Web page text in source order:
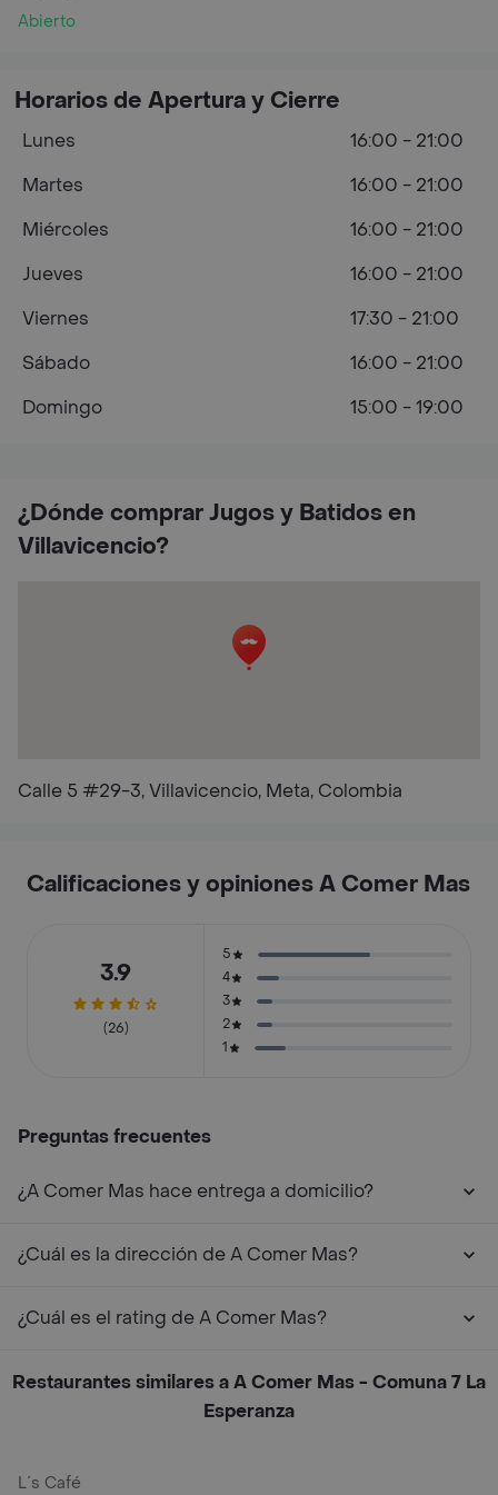
Abierto
¿Dónde comprar Jugos y Batidos en
Villavicencio?
Calle 5 #29-3, Villavicencio, Meta, Colombia
Horarios de Apertura y Cierre
Lunes
16:00 - 21:00
Martes
16:00 - 21:00
Miércoles
16:00 - 21:00
Jueves
16:00 - 21:00
Viernes
17:30 - 21:00
Sábado
16:00 - 21:00
Domingo
15:00 - 19:00
Calificaciones y opiniones A Comer Mas
3.9
(26)
5
4
3
2
1
Preguntas frecuentes
¿A Comer Mas hace entrega a domicilio?
¿Cuál es la dirección de A Comer Mas?
¿Cuál es el rating de A Comer Mas?
Restaurantes similares a A Comer Mas - Comuna 7 La
Esperanza
L´s Café